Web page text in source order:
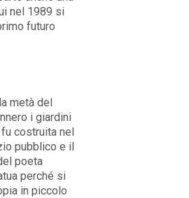
nel 1989 si
futuro
metà del
i giardini
costruita nel
pubblico e il
poeta
perché si
in piccolo